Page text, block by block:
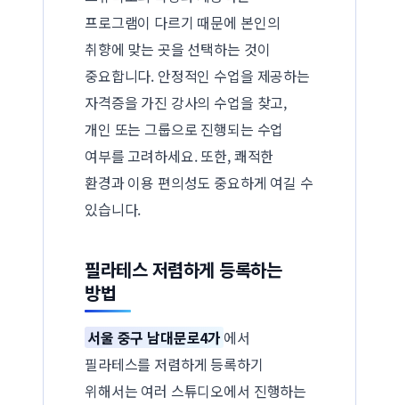
프로그램이 다르기 때문에 본인의
취향에 맞는 곳을 선택하는 것이
중요합니다. 안정적인 수업을 제공하는
자격증을 가진 강사의 수업을 찾고,
개인 또는 그룹으로 진행되는 수업
여부를 고려하세요. 또한, 쾌적한
환경과 이용 편의성도 중요하게 여길 수
있습니다.
필라테스 저렴하게 등록하는
방법
서울 중구 남대문로4가 에서
필라테스를 저렴하게 등록하기
위해서는 여러 스튜디오에서 진행하는